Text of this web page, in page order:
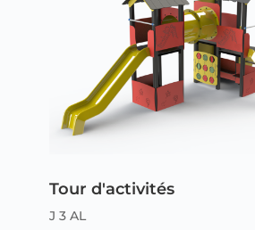
Tour d'activités
J 3 AL